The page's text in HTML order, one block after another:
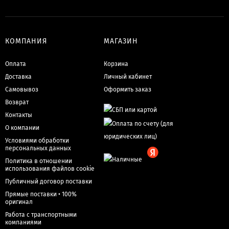
КОМПАНИЯ
Оплата
Доставка
Самовывоз
Возврат
Контакты
О компании
Условиями обработки
персональных данных
Политика в отношении
использования файлов cookie
Публичный договор поставки
Прямые поставки • 100%
оригинал
Работа с транспортными
компаниями
МАГАЗИН
Корзина
Личный кабинет
Оформить заказ